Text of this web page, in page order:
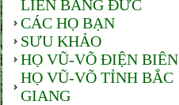
LIÊN BANG ĐỨC
CÁC HỌ BẠN
SƯU KHẢO
HỌ VŨ-VÕ ĐIỆN BIÊN
HỌ VŨ-VÕ TỈNH BẮC
GIANG